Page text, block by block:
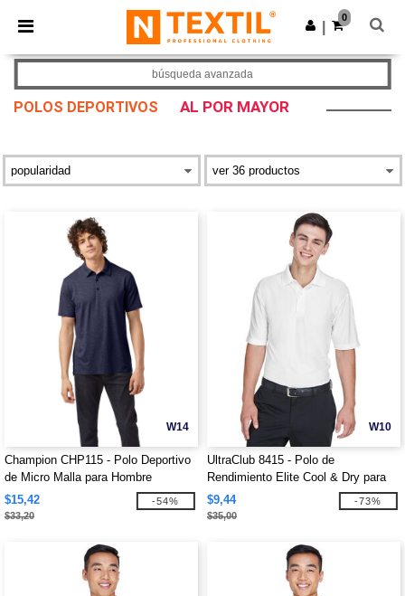
× App de Ntextil
¡Mejores precios en app!
Descargar app
0
POLOS DEPORTIVOS AL POR MAYOR
búsqueda avanzada
W14
Champion CHP115 - Polo Deportivo
de Micro Malla para Hombre
$15,42
$33,20
-54%
W10
UltraClub 8415 - Polo de
Rendimiento Elite Cool & Dry para
Hombre
$9,44
$35,00
-73%